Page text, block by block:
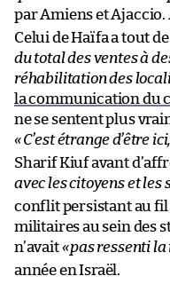
par Amiens et Ajaccio.
Celui de Haïfa a tout
du total des ventes à
réhabilitation des
la communication du
ne se sentent plus
«C’est étrange d’être ici,
Sharif Kiuf avant
avec les citoyens et les
conflit persistant au fil
militaires au sein des
n’avait«pas ressenti
année en Israël.